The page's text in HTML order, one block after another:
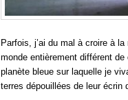
Parfois, j’ai du mal à croire à
monde entièrement différent
planète bleue sur laquelle je
terres dépouillées de leur écrin